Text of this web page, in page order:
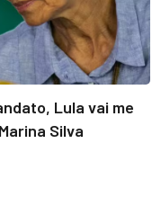
Lula vai me
Silva